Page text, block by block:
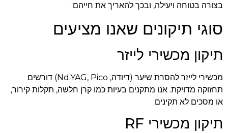
בצורה בטוחה ויעילה, ובכך להאריך את חייהם.
סוגי תיקונים שאנו מציעים
תיקון מכשירי לייזר
מכשירי לייזר להסרת שיער (דיודה, Nd:YAG, Pico) דורשים
תחזוקה מדויקת. אנו מתקנים בעיות כמו קרן חלשה, תקלות קירור,
או מסכים לא תקינים.
תיקון מכשירי RF